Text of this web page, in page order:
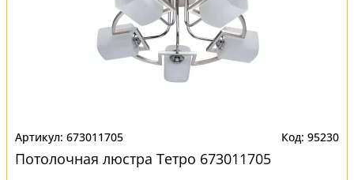
673011705 95230
Потолочная люстра Тетро 673011705